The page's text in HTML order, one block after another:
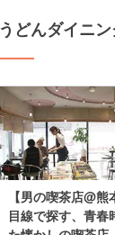
うどんダイニ
【男の喫茶店@
目線で探す、青春